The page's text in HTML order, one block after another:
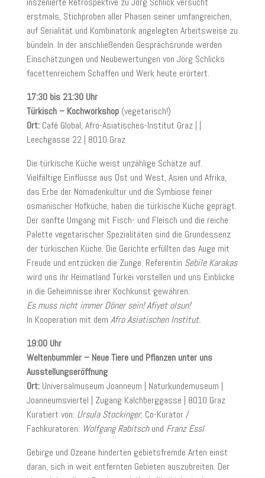
erstmals, Stichproben aller Phasen seiner umfangreichen,
auf Serialität und Kombinatorik angelegten Arbeitsweise zu
bündeln. In der anschließenden Gesprächsrunde werden
Einschätzungen und Neubewertungen von Jörg Schlicks
facettenreichem Schaffen und Werk heute erörtert.
17:30 bis 21:30 Uhr
Türkisch – Kochworkshop (vegetarisch!)
Ort:Café Global, Afro-Asiatisches-Institut Graz | |
Leechgasse 22 | 8010 Graz
Die türkische Küche weist unzählige Schätze auf.
Vielfältige Einflüsse aus Ost und West, Asien und Afrika,
das Erbe der Nomadenkultur und die Symbiose feiner
osmanischer Hofküche, haben die türkische Küche geprägt.
Der sanfte Umgang mit Fisch- und Fleisch und die reiche
Palette vegetarischer Spezialitäten sind die Grundessenz
der türkischen Küche. Die Gerichte erfüllten das Auge mit
Freude und entzücken die Zunge. Referentin Sebile Karakas
wird uns ihr Heimatland Türkei vorstellen und uns Einblicke
in die Geheimnisse ihrer Kochkunst gewähren.
Es muss nicht immer Döner sein! Afiyet olsun!
In Kooperation mit dem Afro Asiatischen Institut.
19:00 Uhr
Weltenbummler – Neue Tiere und Pflanzen unter uns
Ausstellungseröffnung
Ort: Universalmuseum Joanneum | Naturkundemuseum |
Joanneumsviertel | Zugang Kalchberggasse | 8010 Graz
Kuratiert von: Ursula Stockinger; Co-Kurator /
Fachkuratoren: Wolfgang Rabitschund Franz Essl
Gebirge und Ozeane hinderten gebietsfremde Arten einst
daran, sich in weit entfernten Gebieten auszubreiten. Der